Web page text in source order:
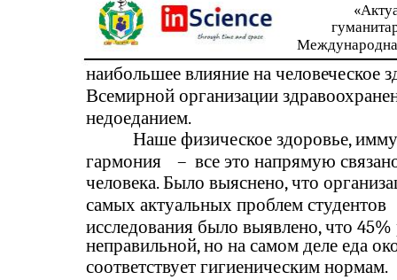
наибольшее влияние на человеческое
Всемирной организации
недоеданием.
Наше физическое здоровье,
гармония
– все это напрямую
человека. Было выяснено, что
самых актуальных проблем студентов
исследования было выявлено, что
неправильной, но на самом деле еда
соответствует гигиеническим нормам.